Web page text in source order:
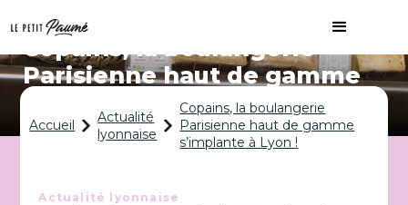
Copains, la boulangerie
Parisienne haut de gamme
s’implante à Lyon !
Accueil
Actualité
lyonnaise
Copains, la boulangerie
Parisienne haut de gamme
s’implante à Lyon !
Actualité lyonnaise